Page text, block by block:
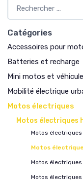
Catégories
Accessoires pour
Batteries et recharge
Mini motos et
Mobilité électrique
Motos électriques
Motos électriques
Motos
Motos
Motos électriques
Motos